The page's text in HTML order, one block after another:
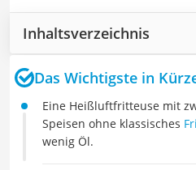
Inhaltsverzeichnis
Das Wichtigste in
Eine Heißluftfritteuse mit
Speisen ohne klassisches
wenig Öl.